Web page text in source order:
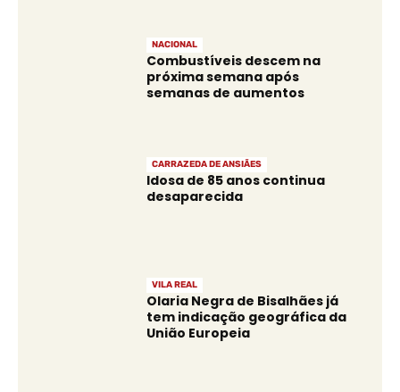
NACIONAL
Combustíveis descem na
próxima semana após
semanas de aumentos
CARRAZEDA DE ANSIÃES
Idosa de 85 anos continua
desaparecida
VILA REAL
Olaria Negra de Bisalhães já
tem indicação geográfica da
União Europeia